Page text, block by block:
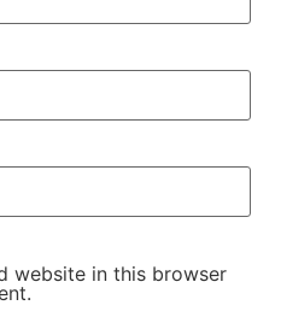
website in this browser